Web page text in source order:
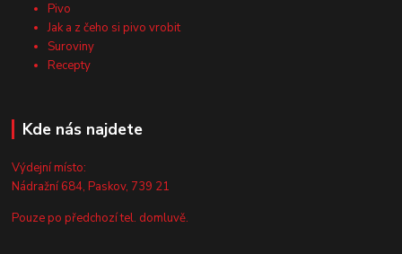
Pivo
Jak a z čeho si pivo vrobit
Suroviny
Recepty
Kde nás najdete
Výdejní místo:
Nádražní 684, Paskov, 739 21
Pouze po předchozí tel. domluvě.